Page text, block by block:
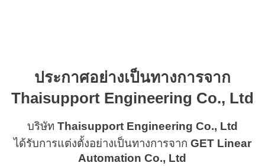
ประกาศอย่างเป็นทางการจาก
Thaisupport Engineering Co., Ltd
บริษัท Thaisupport Engineering Co., Ltd
ได้รับการแต่งตั้งอย่างเป็นทางการจาก GET Linear
Automation Co., Ltd